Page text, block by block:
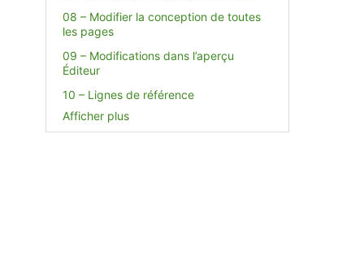
08 – Modifier la conception de toutes
les pages
09 – Modifications dans l’aperçu
Éditeur
10 – Lignes de référence
Afficher plus